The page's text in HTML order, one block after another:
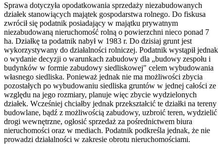
Sprawa dotyczyła opodatkowania sprzedaży niezabudowanych
działek stanowiących majątek gospodarstwa rolnego. Do fiskusa
zwrócił się podatnik posiadający w majątku prywatnym
niezabudowaną nieruchomość rolną o powierzchni nieco ponad 7
ha. Działkę ta podatnik nabył w 1983 r. Do dzisiaj grunt jest
wykorzystywany do działalności rolniczej. Podatnik wystąpił jednak
o wydanie decyzji o warunkach zabudowy dla „budowy zespołu i
budynków w formie zabudowy siedliskowej" celem wybudowania
własnego siedliska. Ponieważ jednak nie ma możliwości zbycia
pozostałych po wybudowaniu siedliska gruntów w jednej całości ze
względu na jego rozmiary, planuje więc zbycie wydzielonych
działek. Wcześniej chciałby jednak przekształcić te działki na tereny
budowlane, bądź z możliwością zabudowy, uzbroić teren, wydzielić
drogi wewnętrzne, ogłosić sprzedaż za pośrednictwem biura
nieruchomości oraz w mediach. Podatnik podkreśla jednak, że nie
prowadzi działalności w zakresie obrotu nieruchomościami.